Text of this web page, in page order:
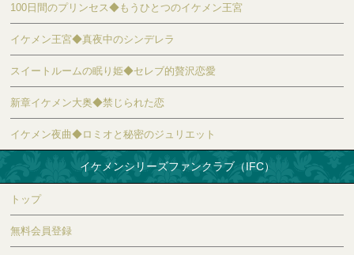
100日間のプリンセス◆もうひとつのイケメン王宮
イケメン王宮◆真夜中のシンデレラ
スイートルームの眠り姫◆セレブ的贅沢恋愛
新章イケメン大奥◆禁じられた恋
イケメン夜曲◆ロミオと秘密のジュリエット
イケメンシリーズファンクラブ（IFC）
トップ
無料会員登録